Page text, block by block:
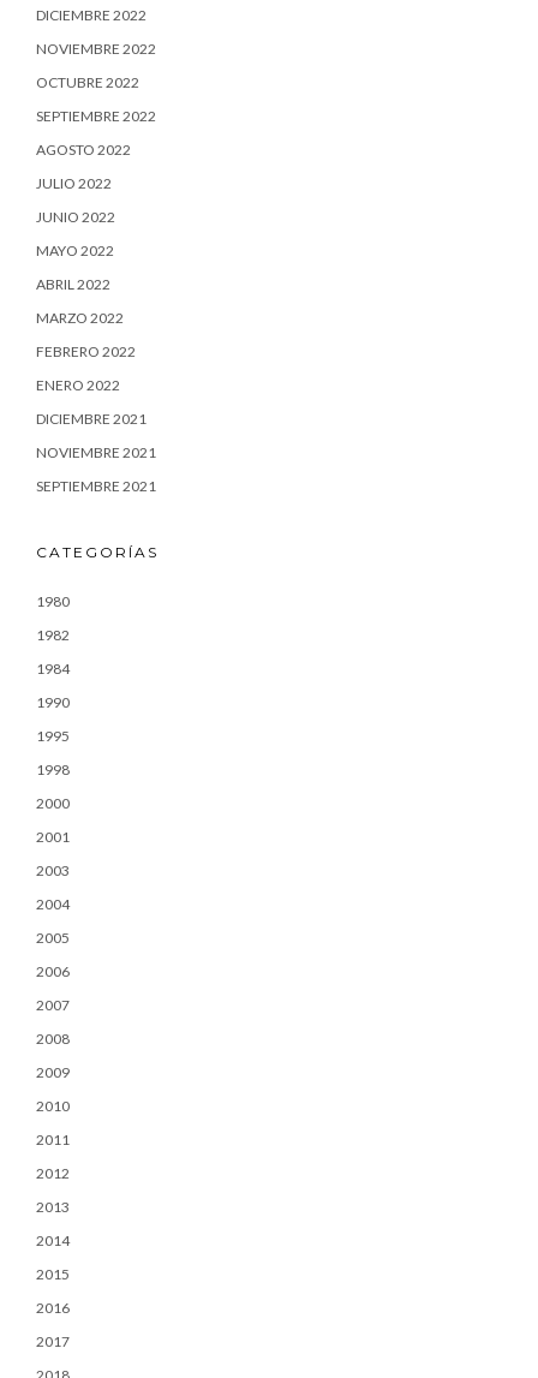
DICIEMBRE 2022
NOVIEMBRE 2022
OCTUBRE 2022
SEPTIEMBRE 2022
AGOSTO 2022
JULIO 2022
JUNIO 2022
MAYO 2022
ABRIL 2022
MARZO 2022
FEBRERO 2022
ENERO 2022
DICIEMBRE 2021
NOVIEMBRE 2021
SEPTIEMBRE 2021
CATEGORÍAS
1980
1982
1984
1990
1995
1998
2000
2001
2003
2004
2005
2006
2007
2008
2009
2010
2011
2012
2013
2014
2015
2016
2017